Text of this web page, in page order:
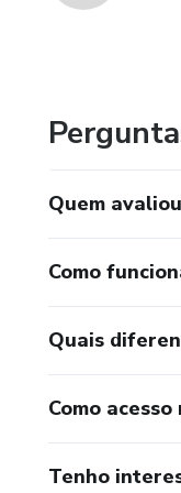
Quem
Como
Quais
Como
Tenho